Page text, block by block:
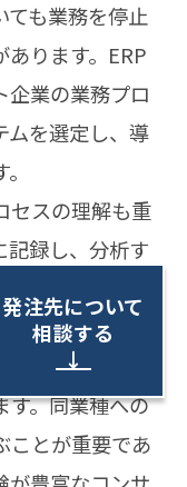
ても業務を停止
ります。ERP
企業の業務プロ
ムを選定し、導
セスの理解も重
記録し、分析す
が可能になり
質保証の仕組み
社は、顧客満
す。同業種への
ことが重要であ
発注先について
相談する
↓